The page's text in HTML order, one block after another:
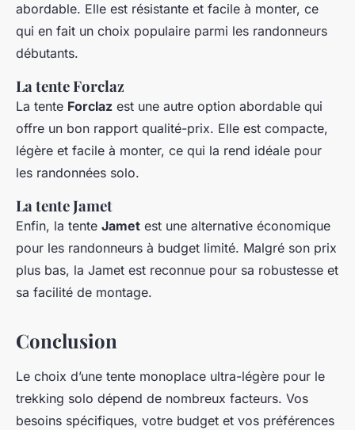
abordable. Elle est résistante et facile à monter, ce
qui en fait un choix populaire parmi les randonneurs
débutants.
La tente Forclaz
La tente Forclaz est une autre option abordable qui
offre un bon rapport qualité-prix. Elle est compacte,
légère et facile à monter, ce qui la rend idéale pour
les randonnées solo.
La tente Jamet
Enfin, la tente Jamet est une alternative économique
pour les randonneurs à budget limité. Malgré son prix
plus bas, la Jamet est reconnue pour sa robustesse et
sa facilité de montage.
Conclusion
Le choix d’une tente monoplace ultra-légère pour le
trekking solo dépend de nombreux facteurs. Vos
besoins spécifiques, votre budget et vos préférences